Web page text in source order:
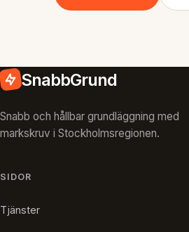
SnabbGrund
Snabb och hållbar grundläggning med
markskruv i Stockholmsregionen.
SIDOR
Tjänster